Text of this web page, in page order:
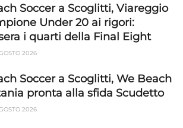
Soccer a Scoglitti, Viareggio
Under 20 ai rigori:
i quarti della Final Eight
2026
Soccer a Scoglitti, We Beach
pronta alla sfida Scudetto
2026